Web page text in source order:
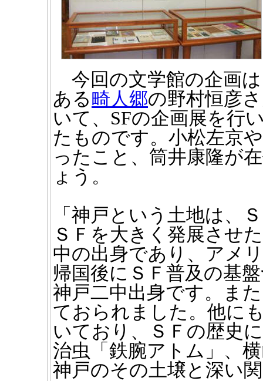
今回の文学館の企画
ある畸人郷の野村恒彦
いて、SFの企画展を行
たものです。小松左京
ったこと、筒井康隆が
ょう。
「神戸という土地は、
ＳＦを大きく発展させ
中の出身であり、アメ
帰国後にＳＦ普及の基
神戸二中出身です。ま
ておられました。他に
いており、ＳＦの歴史
治虫「鉄腕アトム」、
神戸のその土壌と深い